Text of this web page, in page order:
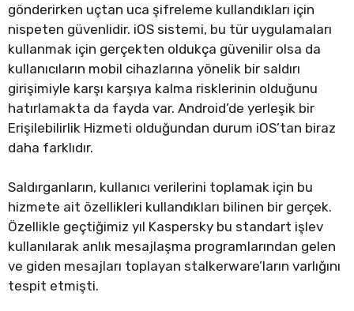
gönderirken uçtan uca şifreleme kullandıkları için
nispeten güvenlidir. iOS sistemi, bu tür uygulamaları
kullanmak için gerçekten oldukça güvenilir olsa da
kullanıcıların mobil cihazlarına yönelik bir saldırı
girişimiyle karşı karşıya kalma risklerinin olduğunu
hatırlamakta da fayda var. Android’de yerleşik bir
Erişilebilirlik Hizmeti olduğundan durum iOS’tan biraz
daha farklıdır.
Saldırganların, kullanıcı verilerini toplamak için bu
hizmete ait özellikleri kullandıkları bilinen bir gerçek.
Özellikle geçtiğimiz yıl Kaspersky bu standart işlev
kullanılarak anlık mesajlaşma programlarından gelen
ve giden mesajları toplayan stalkerware’ların varlığını
tespit etmişti.